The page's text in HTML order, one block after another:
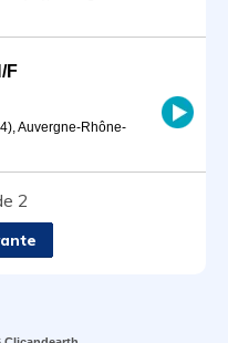
F
Auvergne-Rhône-
2